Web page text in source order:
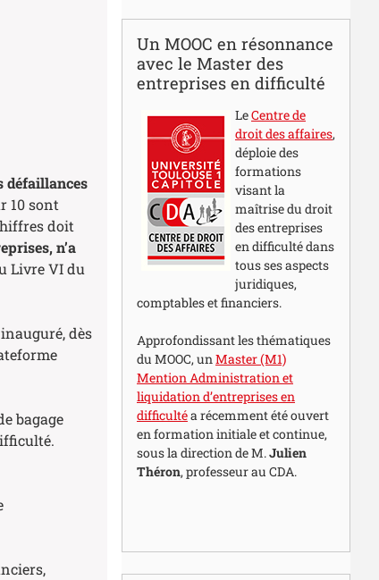
défaillances
10 sont
doit
n’a
Livre VI du
dès
bagage
Un MOOC en résonnance
avec le Master des
entreprises en difficulté
LeCentre de
droit des affaires,
déploie des
formations
visant la
maîtrise du droit
des entreprises
en difficulté dans
tous ses aspects
juridiques,
comptables et financiers.
Approfondissant les thématiques
du MOOC, unMaster (M1)
Mention Administration et
liquidation d’entreprises en
difficultéa récemment été ouvert
en formation initiale et continue,
sous la direction de M.Julien
Théron, professeur au CDA.